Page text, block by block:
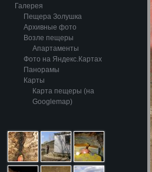
Галерея
Пещера Золушка
Архивные фото
Возле пещеры
Апартаменты
Фото на Яндекс.Картах
Панорамы
Карты
Карта пещеры (на
Googlemap)